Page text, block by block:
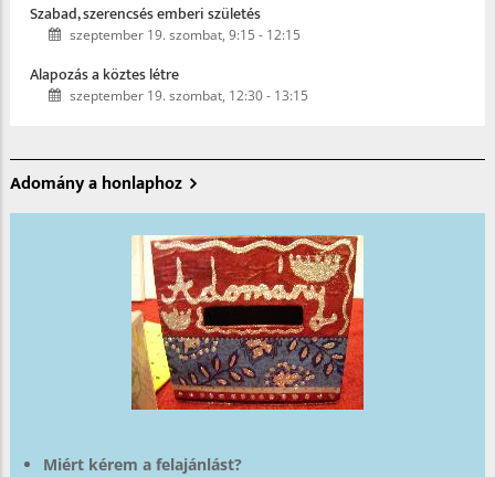
Szabad, szerencsés emberi születés
szeptember 19. szombat, 9:15 - 12:15
Alapozás a köztes létre
szeptember 19. szombat, 12:30- 13:15
Adomány a honlaphoz
Miért kérem a felajánlást?